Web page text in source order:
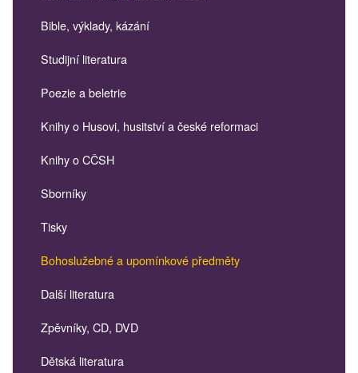
Bible, výklady, kázání
Studijní literatura
Poezie a beletrie
Knihy o Husovi, husitství a české reformaci
Knihy o CČSH
Sborníky
Tisky
Bohoslužebné a upomínkové předměty
Další literatura
Zpěvníky, CD, DVD
Dětská literatura